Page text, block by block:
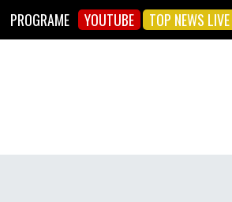
PROGRAME YOUTUBE TOP NEWS LIVE